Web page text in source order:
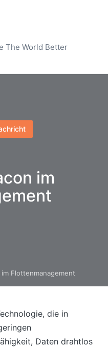
The World Better
im
Flottenmanagement
die in
Daten drahtlos